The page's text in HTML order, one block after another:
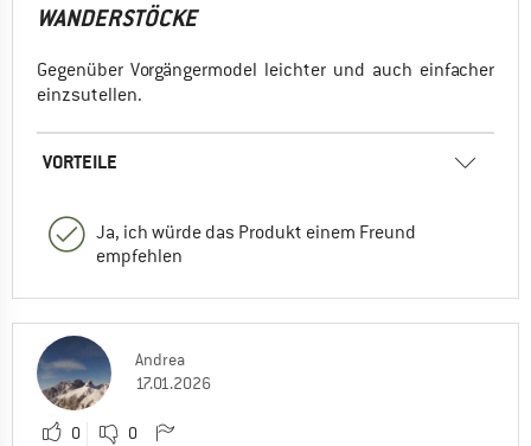
WANDERSTÖCKE
Gegenüber Vorgängermodel leichter und auch einfacher
einzsutellen.
VORTEILE
Ja, ich würde das Produkt einem Freund
empfehlen
Andrea
17.01.2026
0 0